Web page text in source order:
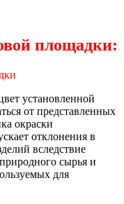
площадки:
установленной
от представленных
окраски
отклонения в
вследствие
сырья и
для